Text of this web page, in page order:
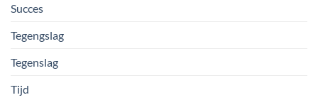
Succes
Tegengslag
Tegenslag
Tijd